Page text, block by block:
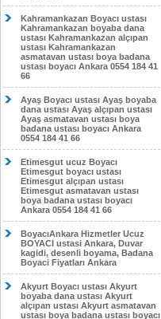
Kahramankazan Boyacı ustası
Kahramankazan boyaba dana
ustası Kahramankazan alçıpan
ustası Kahramankazan
asmatavan ustası boya badana
ustası boyacı Ankara 0554 184 41
66
Ayaş Boyacı ustası Ayaş boyaba
dana ustası Ayaş alçıpan ustası
Ayaş asmatavan ustası boya
badana ustası boyacı Ankara
0554 184 41 66
Etimesgut ucuz Boyacı
Etimesgut boyacı ustası
Etimesgut alçıpan ustası
Etimesgut asmatavan ustası
boya badana ustası boyacı
Ankara 0554 184 41 66
BoyacıAnkara Hizmetler Ucuz
BOYACI ustasi Ankara, Duvar
kagidi, desenli boyama, Badana
Boyaci Fiyatları Ankara
Akyurt Boyacı ustası Akyurt
boyaba dana ustası Akyurt
alçıpan ustası Akyurt asmatavan
ustası boya badana ustası boyacı